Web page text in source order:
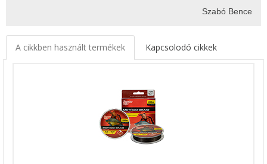
Szabó Bence
A cikkben használt termékek Kapcsolodó cikkek